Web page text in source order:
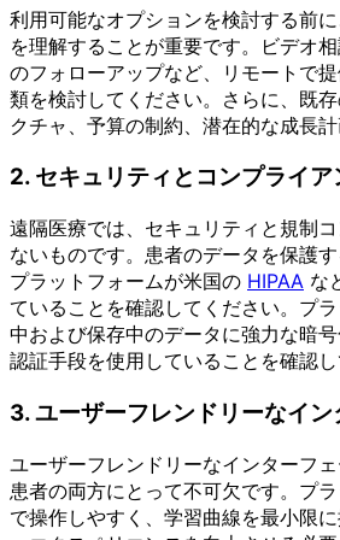
利用可能なオプションを検討する前
を理解することが重要です。ビデオ
のフォローアップなど、リモートで
類を検討してください。さらに、既
クチャ、予算の制約、潜在的な成長計
2. セキュリティとコンプライ
遠隔医療では、セキュリティと規制
ないものです。患者のデータを保護
プラットフォームが米国の HIPAA な
ていることを確認してください。プ
中および保存中のデータに強力な暗
認証手段を使用していることを確認し
3. ユーザーフレンドリーなイ
ユーザーフレンドリーなインターフ
患者の両方にとって不可欠です。プ
で操作しやすく、学習曲線を最小限